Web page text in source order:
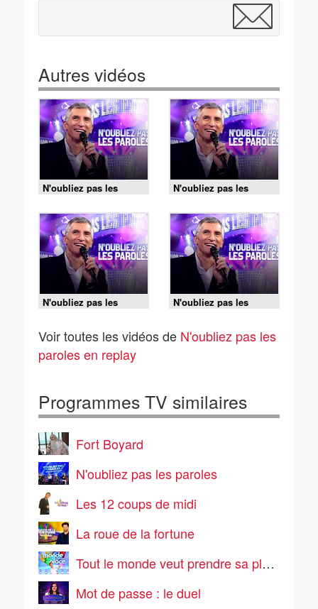
Autres vidéos
N'oubliez pas les
paroles - 05/08/2026
N'oubliez pas les
paroles - 05/08/2026
N'oubliez pas les
paroles - 04/08/2026
N'oubliez pas les
paroles - 04/08/2026
Voir toutes les vidéos de N'oubliez pas les
paroles en replay
Programmes TV similaires
Fort Boyard
N'oubliez pas les paroles
Les 12 coups de midi
La roue de la fortune
Tout le monde veut prendre sa place
Mot de passe : le duel